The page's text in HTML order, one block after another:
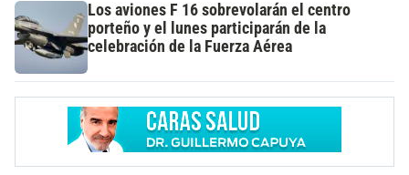
Los aviones F 16 sobrevolarán el centro
porteño y el lunes participarán de la
celebración de la Fuerza Aérea